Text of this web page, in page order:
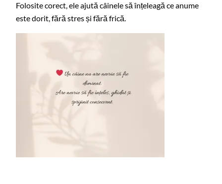
Folosite corect, ele ajută câinele să înțeleagă ce anume
este dorit, fără stres și fără frică.